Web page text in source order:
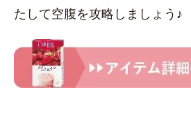
たして空腹を攻略しましょう♪